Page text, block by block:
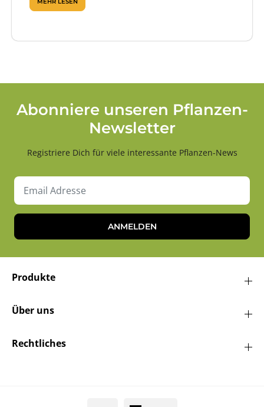
Abonniere unseren Pflanzen-
Newsletter
Registriere Dich für viele interessante Pflanzen-News
ANMELDEN
Produkte
Über uns
Rechtliches